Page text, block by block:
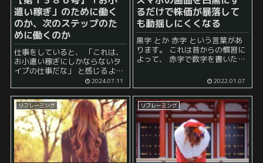
遣い稼ぎ」のために働く
のか、次のステップのた
めに働くのか
仕事をしていると、 「これは、
お小遣い稼ぎにしかならないタ
イプの仕事だな」 と感じるよう
な仕事に遭遇することがありま
す。 要するに、 一応取り組めば
報酬はそれなりにもらえるが、
それ以上の物が手に入りそうな
予感がしな...
2024.07.11
るだけで株価が暴落して
も動揺しにくくなる
黒字 とか 赤字 という言葉があ
ります。 これは昔からの慣習に
よって、 赤字で数字を書いたと
字を書いた時には利益が出た場
合として その色彩によって一見
して儲かったか儲...
2022.01.07
リフレーミング リフレーミング